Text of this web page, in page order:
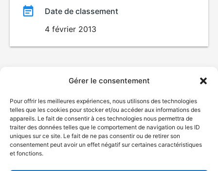
Gérer le consentement
Pour offrir les meilleures expériences, nous utilisons des technologies
telles que les cookies pour stocker et/ou accéder aux informations des
appareils. Le fait de consentir à ces technologies nous permettra de
traiter des données telles que le comportement de navigation ou les ID
uniques sur ce site. Le fait de ne pas consentir ou de retirer son
consentement peut avoir un effet négatif sur certaines caractéristiques
et fonctions.
Date de classement
4 février 2013